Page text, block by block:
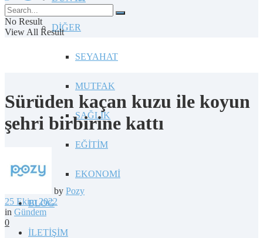
DİĞER
SEYAHAT
MUTFAK
SAĞLIK
EĞİTİM
EKONOMİ
BLOG
İLETİŞİM
No Result
View All Result
Sürüden kaçan kuzu ile koyun
şehri birbirine kattı
by Pozy
25 Ekim 2022
in Gündem
0